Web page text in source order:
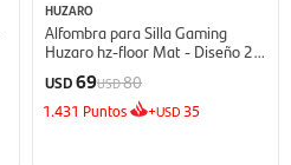
HUZARO
Alfombra para Silla Gaming
Huzaro hz-floor Mat - Diseño 2.0
Rojo/Negro
USD69USD80
1.431 Puntos +USD35